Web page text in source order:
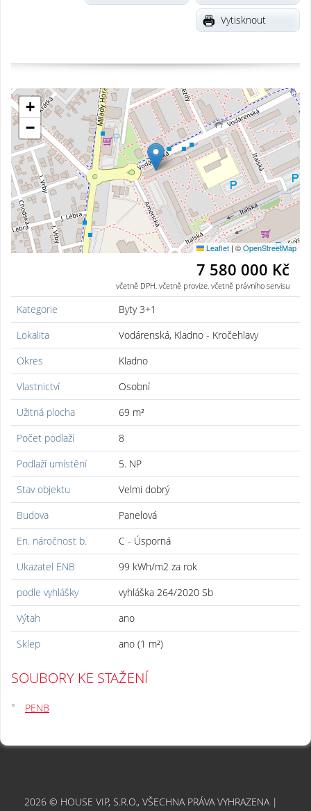
Vytisknout
+
−
Leaflet | ©OpenStreetMap
7 580 000 Kč
včetně DPH, včetně provize, včetně právního servisu
Kategorie
Byty 3+1
Lokalita
Vodárenská, Kladno - Kročehlavy
Okres
Kladno
Vlastnictví
Osobní
Užitná plocha
69 m²
Počet podlaží
8
Podlaží umístění
5. NP
Stav objektu
Velmi dobrý
Budova
Panelová
En. náročnost b.
C - Úsporná
Ukazatel ENB
99 kWh/m2 za rok
podle vyhlášky
vyhláška 264/2020 Sb
Výtah
ano
Sklep
ano (1 m²)
SOUBORY KE STAŽENÍ
PENB
2026 © HOUSE VIP, S.R.O., VŠECHNA PRÁVA VYHRAZENA |